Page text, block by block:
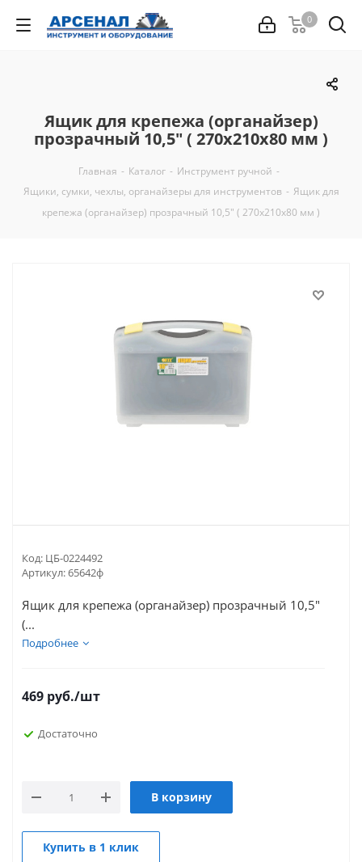
0
Ящик для крепежа (органайзер)
прозрачный 10,5" ( 270х210х80 мм )
Главная - Каталог - Инструмент ручной -
Ящики, сумки, чехлы, органайзеры для инструментов - Ящик для
крепежа (органайзер) прозрачный 10,5" ( 270х210х80 мм )
Код: ЦБ-0224492
Артикул:65642ф
Ящик для крепежа (органайзер) прозрачный 10,5"
(...
Подробнее
469 руб./шт
Достаточно
В корзину
Купить в 1 клик